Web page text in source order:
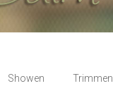
Showen Trimmen